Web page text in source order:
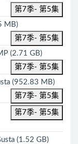
第7季- 第5集
MB)
第7季- 第5集
(2.71 GB)
第7季- 第5集
(952.83 MB)
第7季- 第5集
第7季- 第5集
(1.52 GB)